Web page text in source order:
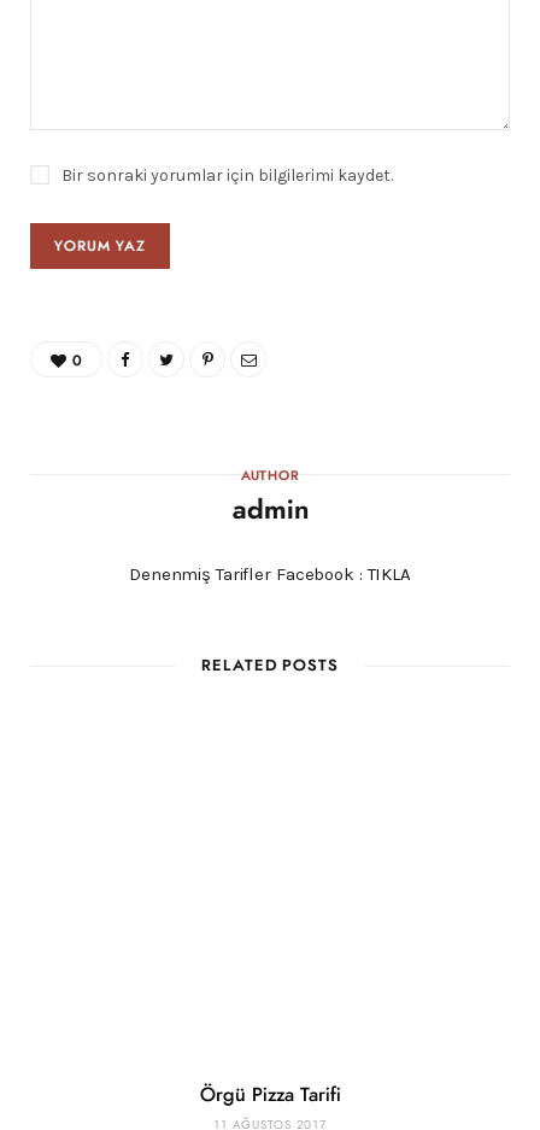
Bir sonraki yorumlar için bilgilerimi kaydet.
0
AUTHOR
admin
Denenmiş Tarifler Facebook :TIKLA
RELATED POSTS
Örgü Pizza Tarifi
11 AĞUSTOS 2017